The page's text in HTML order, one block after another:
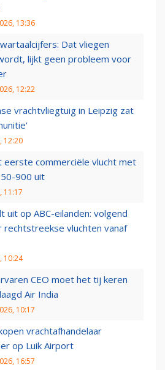
13:36
Dat vliegen
lijkt geen probleem voor
12:22
vrachtvliegtuig in Leipzig zat
12:20
eerste commerciële vlucht met
900 uit
11:17
uit op ABC-eilanden: volgend
rechtstreekse vluchten vanaf
10:24
CEO moet het tij keren
Air India
10:17
vrachtafhandelaar
op Luik Airport
16:57